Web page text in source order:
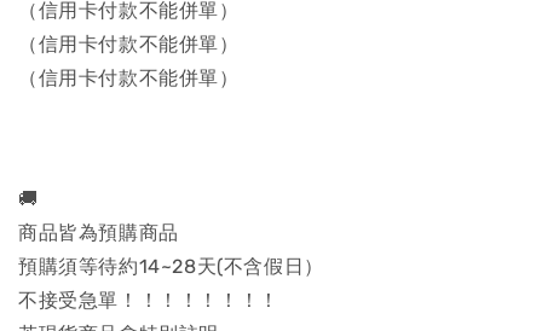
（信用卡付款不能併單）
（信用卡付款不能併單）
（信用卡付款不能併單）
🚚
商品皆為預購商品
預購須等待約14~28天(不含假日）
不接受急單！！！！！！！！